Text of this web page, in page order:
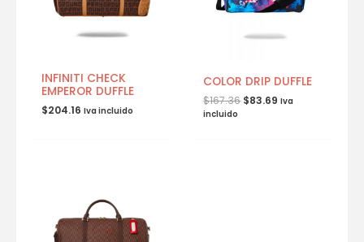
INFINITI CHECK
EMPEROR DUFFLE
$204.16 Iva incluido
COLOR DRIP DUFFLE
$167.36 $83.69 Iva
incluido